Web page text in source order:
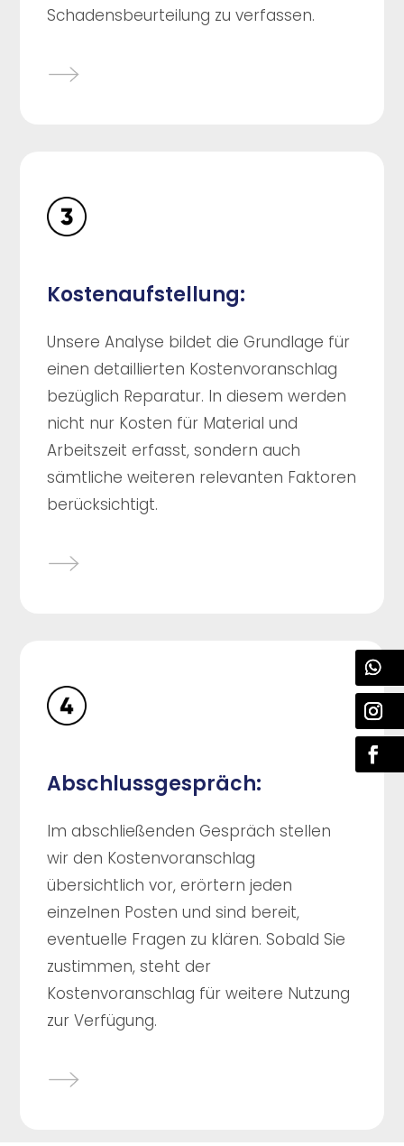
Schadensbeurteilung zu verfassen.
Kostenaufstellung:
Unsere Analyse bildet die Grundlage für
einen detaillierten Kostenvoranschlag
bezüglich Reparatur. In diesem werden
nicht nur Kosten für Material und
Arbeitszeit erfasst, sondern auch
sämtliche weiteren relevanten Faktoren
berücksichtigt.
Abschlussgespräch:
Im abschließenden Gespräch stellen
wir den Kostenvoranschlag
übersichtlich vor, erörtern jeden
einzelnen Posten und sind bereit,
eventuelle Fragen zu klären. Sobald Sie
zustimmen, steht der
Kostenvoranschlag für weitere Nutzung
zur Verfügung.